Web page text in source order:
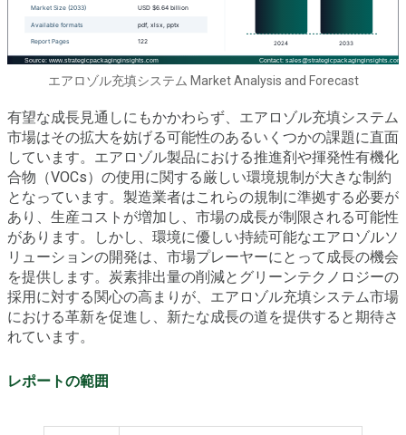
エアロゾル充填システム Market Analysis and Forecast
有望な成長見通しにもかかわらず、エアロゾル充填システム
市場はその拡大を妨げる可能性のあるいくつかの課題に直面
しています。エアロゾル製品における推進剤や揮発性有機化
合物（VOCs）の使用に関する厳しい環境規制が大きな制約
となっています。製造業者はこれらの規制に準拠する必要が
あり、生産コストが増加し、市場の成長が制限される可能性
があります。しかし、環境に優しい持続可能なエアロゾルソ
リューションの開発は、市場プレーヤーにとって成長の機会
を提供します。炭素排出量の削減とグリーンテクノロジーの
採用に対する関心の高まりが、エアロゾル充填システム市場
における革新を促進し、新たな成長の道を提供すると期待さ
れています。
レポートの範囲